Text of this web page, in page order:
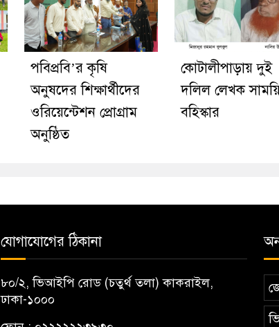
পবিপ্রবি’র কৃষি
অনুষদের শিক্ষার্থীদের
ওরিয়েন্টেশন প্রোগ্রাম
অনুষ্ঠিত
কোটালীপাড়ায় দুই
দলিল লেখক
বহিস্কার
যোগাযোগের ঠিকানা
৮০/২, ভিআইপি রোড (চতুর্থ তলা) কাকরাইল,
ঢাকা-১০০০